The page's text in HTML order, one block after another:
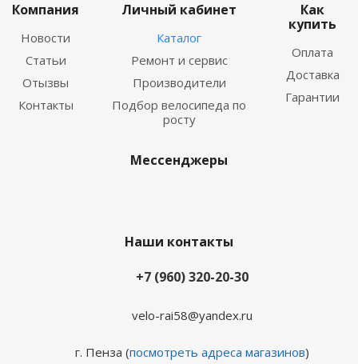
Компания
Новости
Статьи
Отызвы
Контакты
Личный кабинет
Каталог
Ремонт и сервис
Производители
Подбор велосипеда по
росту
Как
купить
Оплата
Доставка
Гарантии
Мессенджеры
Наши контакты
+7 (960) 320-20-30
velo-rai58@yandex.ru
г. Пенза (посмотреть адреса магазинов)